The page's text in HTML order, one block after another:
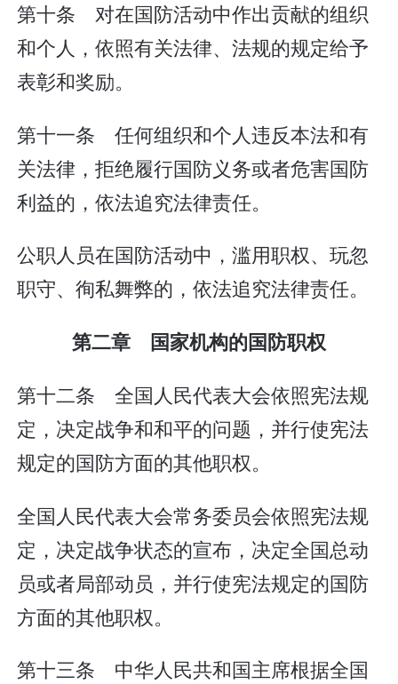
第十条 对在国防活动中作出贡献的组织
和个人，依照有关法律、法规的规定给予
表彰和奖励。
第十一条 任何组织和个人违反本法和有
关法律，拒绝履行国防义务或者危害国防
利益的，依法追究法律责任。
公职人员在国防活动中，滥用职权、玩忽
职守、徇私舞弊的，依法追究法律责任。
第二章 国家机构的国防职权
第十二条 全国人民代表大会依照宪法规
定，决定战争和和平的问题，并行使宪法
规定的国防方面的其他职权。
全国人民代表大会常务委员会依照宪法规
定，决定战争状态的宣布，决定全国总动
员或者局部动员，并行使宪法规定的国防
方面的其他职权。
第十三条 中华人民共和国主席根据全国